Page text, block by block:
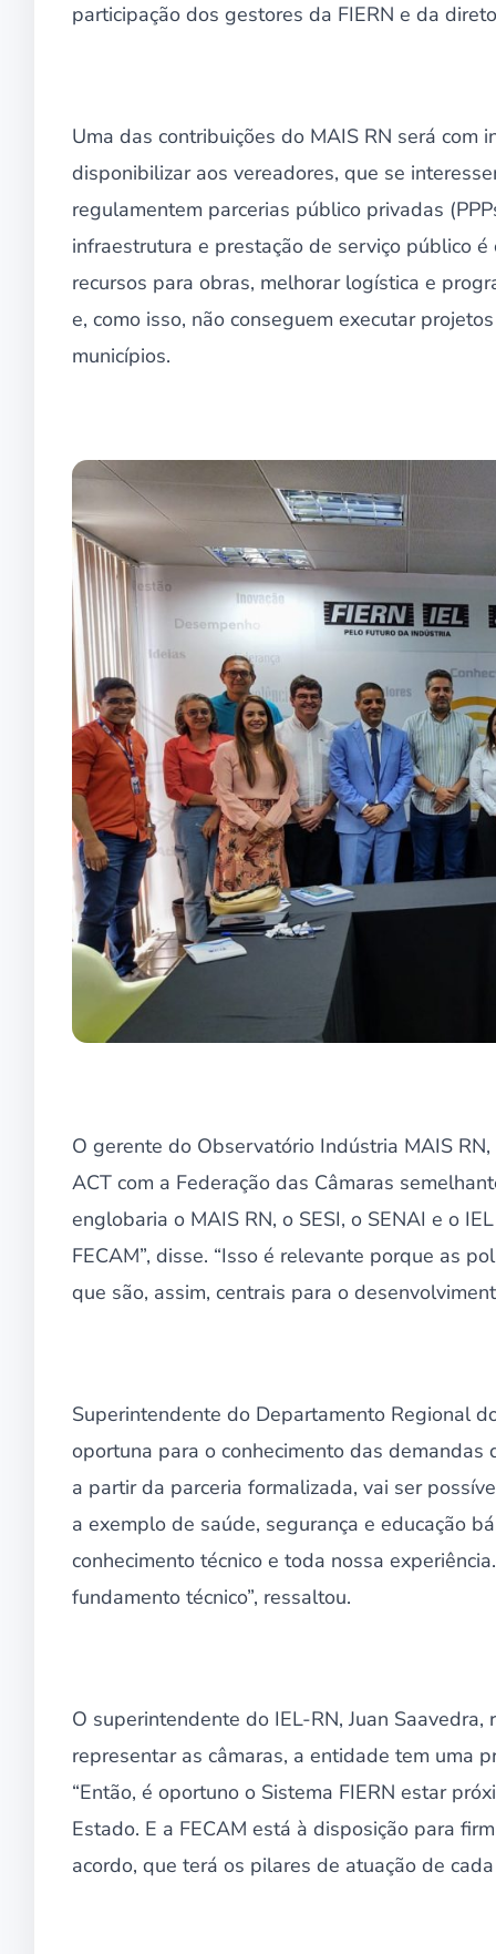
participação dos gestores da FIERN e da
Uma das contribuições do MAIS RN será com
disponibilizar aos vereadores, que se
regulamentem parcerias público privadas
infraestrutura e prestação de serviço público
recursos para obras, melhorar logística e
e, como isso, não conseguem executar
municípios.
O gerente do Observatório Indústria MAIS
ACT com a Federação das Câmaras
englobaria o MAIS RN, o SESI, o SENAI e o
FECAM”, disse. “Isso é relevante porque as
que são, assim, centrais para o
Superintendente do Departamento Regional
oportuna para o conhecimento das demandas
a partir da parceria formalizada, vai ser
a exemplo de saúde, segurança e educação
conhecimento técnico e toda nossa
fundamento técnico”, ressaltou.
O superintendente do IEL-RN, Juan Saavedra,
representar as câmaras, a entidade tem uma
“Então, é oportuno o Sistema FIERN estar
Estado. E a FECAM está à disposição para
acordo, que terá os pilares de atuação de